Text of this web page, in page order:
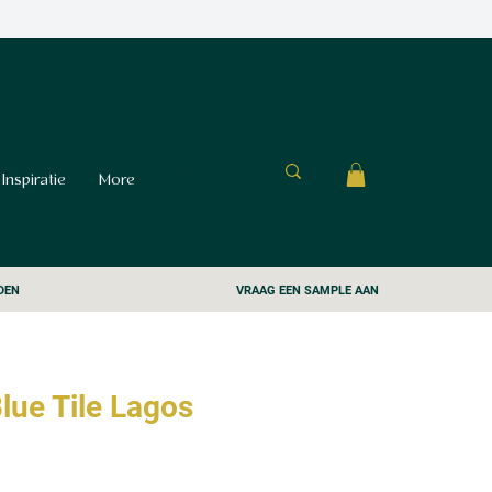
Inspiratie More
VRAAG EEN SAMPLE AAN
Tile Lagos